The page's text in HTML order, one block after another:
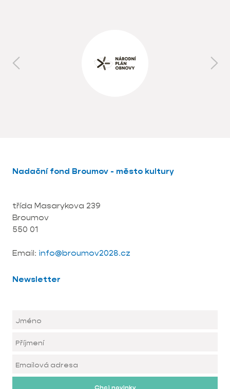
Nadační fond Broumov - město kultury
třída Masarykova 239
Broumov
550 01
Email: info@broumov2028.cz
Newsletter
Chci novinky